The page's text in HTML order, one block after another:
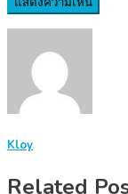
Kloy
Related